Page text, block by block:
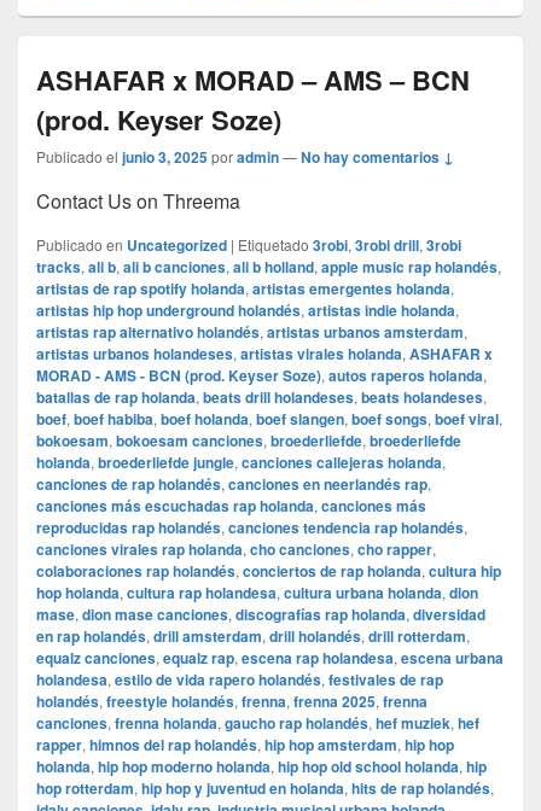
ASHAFAR x MORAD – AMS – BCN
(prod. Keyser Soze)
Publicado el junio 3, 2025poradmin—No hay comentarios ↓
Contact Us on Threema
Publicado en Uncategorized | Etiquetado 3robi, 3robi drill, 3robi
tracks, ali b, ali b canciones, ali b holland, apple music rap holandés,
artistas de rap spotify holanda, artistas emergentes holanda,
artistas hip hop underground holandés, artistas indie holanda,
artistas rap alternativo holandés, artistas urbanos amsterdam,
artistas urbanos holandeses, artistas virales holanda, ASHAFAR x
MORAD - AMS - BCN (prod. Keyser Soze), autos raperos holanda,
batallas de rap holanda, beats drill holandeses, beats holandeses,
boef, boef habiba, boef holanda, boef slangen, boef songs, boef viral,
bokoesam, bokoesam canciones, broederliefde, broederliefde
holanda, broederliefde jungle, canciones callejeras holanda,
canciones de rap holandés, canciones en neerlandés rap,
canciones más escuchadas rap holanda, canciones más
reproducidas rap holandés, canciones tendencia rap holandés,
canciones virales rap holanda, cho canciones, cho rapper,
colaboraciones rap holandés, conciertos de rap holanda, cultura hip
hop holanda, cultura rap holandesa, cultura urbana holanda, dion
mase, dion mase canciones, discografías rap holanda, diversidad
en rap holandés, drill amsterdam, drill holandés, drill rotterdam,
equalz canciones, equalz rap, escena rap holandesa, escena urbana
holandesa, estilo de vida rapero holandés, festivales de rap
holandés, freestyle holandés, frenna, frenna 2025, frenna
canciones, frenna holanda, gaucho rap holandés, hef muziek, hef
rapper, himnos del rap holandés, hip hop amsterdam, hip hop
holanda, hip hop moderno holanda, hip hop old school holanda, hip
hop rotterdam, hip hop y juventud en holanda, hits de rap holandés,